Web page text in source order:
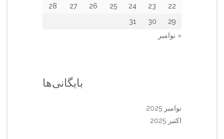
22
23
24
25
26
27
28
29
30
31
« نوامبر
بایگانی‌ها
نوامبر 2025
اکتبر 2025